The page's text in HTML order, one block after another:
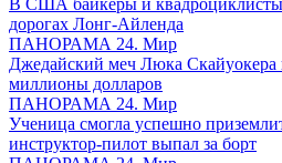
В США байкеры и квадроциклисты
дорогах Лонг-Айленда
ПАНОРАМА 24. Мир
Джедайский меч Люка Скайуокера
миллионы долларов
ПАНОРАМА 24. Мир
Ученица смогла успешно
инструктор-пилот выпал за борт